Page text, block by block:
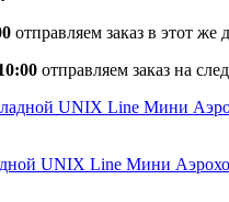
отправляем заказ в этот же
отправляем заказ на
UNIX Line Мини